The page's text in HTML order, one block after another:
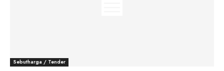
Sebutharga / Tender